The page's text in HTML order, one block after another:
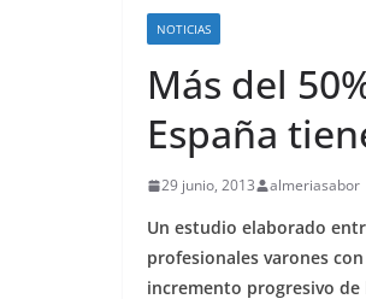
NOTICIAS
Más del
España
29 junio, 2013 almeriasabor
Un estudio elaborado
profesionales varones
incremento progresivo